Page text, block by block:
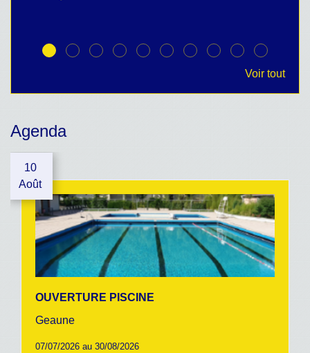
Voir tout
Agenda
10
Août
OUVERTURE PISCINE
Geaune
07/07/2026 au 30/08/2026